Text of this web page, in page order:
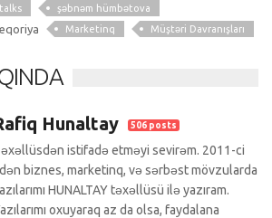
şəbnəm hümbətova
Marketinq Müştəri Davranışları
Hunaltay 506 posts
istifadə etməyi sevirəm. 2011-ci
biznes, marketinq, və sərbəst mövzularda
HUNALTAY təxəllüsü ilə yazıram.
oxuyaraq az da olsa, faydalana